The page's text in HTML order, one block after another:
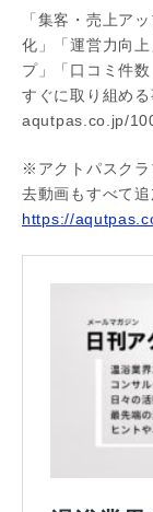
「集客・売上ア
化」「運営力向
プ」「口コミ件
すぐに取り組め
aqutpas.co.jp/
※アクトパスクラ
去動画もすべて
https://